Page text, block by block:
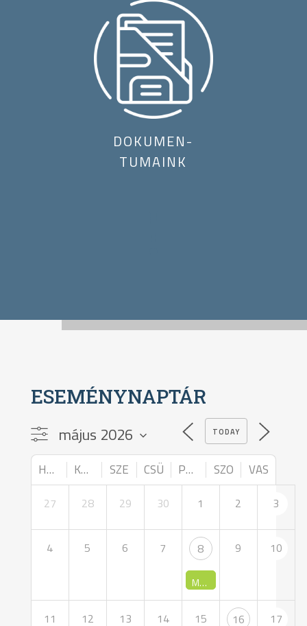
DOKUMEN-
TUMAINK
ESEMÉNYNAPTÁR
TODAY
HÉT KED SZE CSÜ PÉN SZO VAS
27 28 29 30 1 2 3
4 5 6 7 8
Május 8-án búcsúztatják Ritoók Zsigmondot
9 10
11 12 13 14 15 16 17